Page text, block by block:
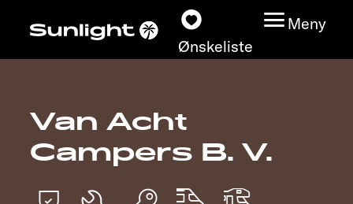
Ønskeliste
Meny
Modeller
Van Acht
Campers B. V.